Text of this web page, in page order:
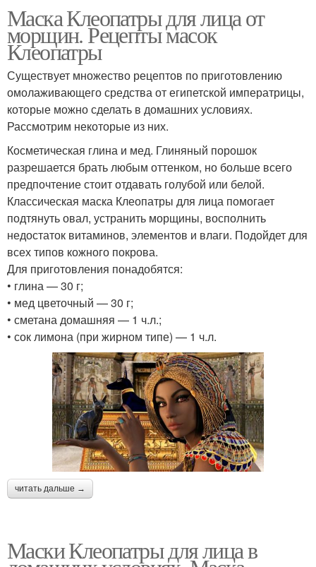
Маска Клеопатры для лица от
морщин. Рецепты масок
Клеопатры
Существует множество рецептов по приготовлению
омолаживающего средства от египетской императрицы,
которые можно сделать в домашних условиях.
Рассмотрим некоторые из них.
Косметическая глина и мед. Глиняный порошок
разрешается брать любым оттенком, но больше всего
предпочтение стоит отдавать голубой или белой.
Классическая маска Клеопатры для лица помогает
подтянуть овал, устранить морщины, восполнить
недостаток витаминов, элементов и влаги. Подойдет для
всех типов кожного покрова.
Для приготовления понадобятся:
• глина — 30 г;
• мед цветочный — 30 г;
• сметана домашняя — 1 ч.л.;
• сок лимона (при жирном типе) — 1 ч.л.
читать дальше →
Маски Клеопатры для лица в